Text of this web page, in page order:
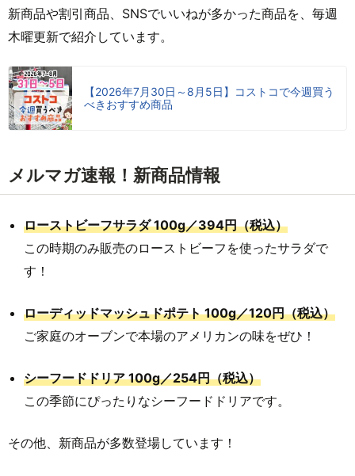
新商品や割引商品、SNSでいいねが多かった商品を、毎週
木曜更新で紹介しています。
【2026年7月30日～8月5日】コストコで今週買う
べきおすすめ商品
メルマガ速報！新商品情報
ローストビーフサラダ 100g／394円（税込）
この時期のみ販売のローストビーフを使ったサラダで
す！
ローディッドマッシュドポテト 100g／120円（税込）
ご家庭のオーブンで本場のアメリカンの味をぜひ！
シーフードドリア 100g／254円（税込）
この季節にぴったりなシーフードドリアです。
その他、新商品が多数登場しています！